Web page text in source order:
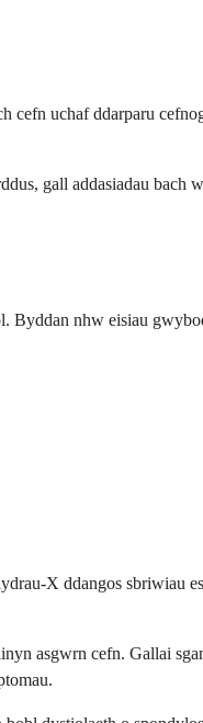
uchaf ddarparu
gall addasiadau bach
nhw eisiau
X ddangos sbriwiau
asgwrn cefn. Gallai